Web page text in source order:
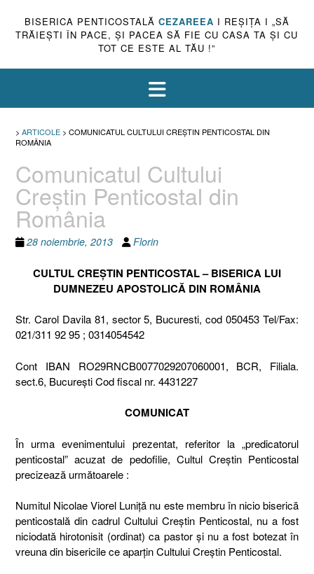
BISERICA PENTICOSTALĂ CEZAREEA I REŞIŢA I „SĂ
TRĂIEŞTI ÎN PACE, ŞI PACEA SĂ FIE CU CASA TA ŞI CU
TOT CE ESTE AL TĂU !”
> ARTICOLE > COMUNICATUL CULTULUI CREŞTIN PENTICOSTAL DIN
ROMÂNIA
Comunicatul Cultului
Creştin Penticostal din
România
28 noiembrie, 2013 Florin
CULTUL CREŞTIN PENTICOSTAL – BISERICA LUI
DUMNEZEU APOSTOLICĂ DIN ROMÂNIA
Str. Carol Davila 81, sector 5, Bucuresti, cod 050453 Tel/Fax:
021/311 92 95 ; 0314054542
Cont IBAN RO29RNCB0077029207060001, BCR, Filiala.
sect.6, Bucureşti Cod fiscal nr. 4431227
COMUNICAT
În urma evenimentului prezentat, referitor la „predicatorul
penticostal” acuzat de pedofilie, Cultul Creştin Penticostal
precizează următoarele :
Numitul Nicolae Viorel Luniţă nu este membru în nicio biserică
penticostală din cadrul Cultului Creştin Penticostal, nu a fost
niciodată hirotonisit (ordinat) ca pastor şi nu a fost botezat în
vreuna din bisericile ce aparţin Cultului Creştin Penticostal.